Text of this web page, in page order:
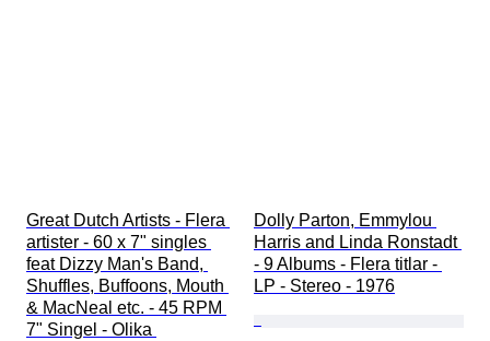
Great Dutch Artists - Flera
artister - 60 x 7" singles
feat Dizzy Man's Band,
Shuffles, Buffoons, Mouth
& MacNeal etc. - 45 RPM
7" Singel - Olika
Dolly Parton, Emmylou
Harris and Linda Ronstadt
- 9 Albums - Flera titlar -
LP - Stereo - 1976